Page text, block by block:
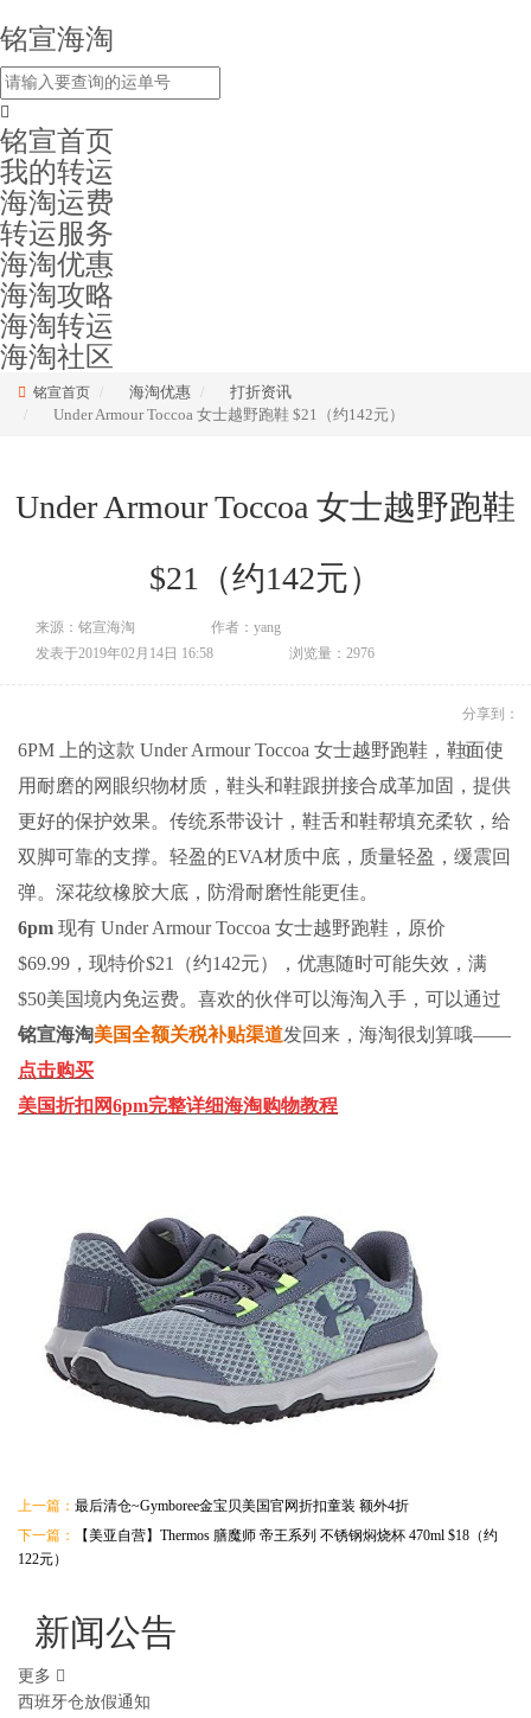
铭宣海淘
铭宣首页
我的转运
海淘运费
转运服务
海淘优惠
海淘攻略
海淘转运
海淘社区
铭宣首页 海淘优惠
打折资讯
Under Armour Toccoa 女士越野跑鞋 $21（约142元）
Under Armour Toccoa 女士越野跑鞋
$21（约142元）
来源：铭宣海淘
作者：yang
发表于2019年02月14日 16:58
浏览量：2976
分享到：
0
6PM 上的这款 Under Armour Toccoa 女士越野跑鞋，鞋面使
用耐磨的网眼织物材质，鞋头和鞋跟拼接合成革加固，提供
更好的保护效果。传统系带设计，鞋舌和鞋帮填充柔软，给
双脚可靠的支撑。轻盈的EVA材质中底，质量轻盈，缓震回
弹。深花纹橡胶大底，防滑耐磨性能更佳。
6pm 现有 Under Armour Toccoa 女士越野跑鞋，原价
$69.99，现特价$21（约142元），优惠随时可能失效，满
$50美国境内免运费。喜欢的伙伴可以海淘入手，可以通过
铭宣海淘美国全额关税补贴渠道发回来，海淘很划算哦——
点击购买
美国折扣网6pm完整详细海淘购物教程
上一篇： 最后清仓~Gymboree金宝贝美国官网折扣童装 额外4折
下一篇：
【美亚自营】Thermos 膳魔师 帝王系列 不锈钢焖烧杯 470ml $18（约
122元）
新闻公告
更多
西班牙仓放假通知